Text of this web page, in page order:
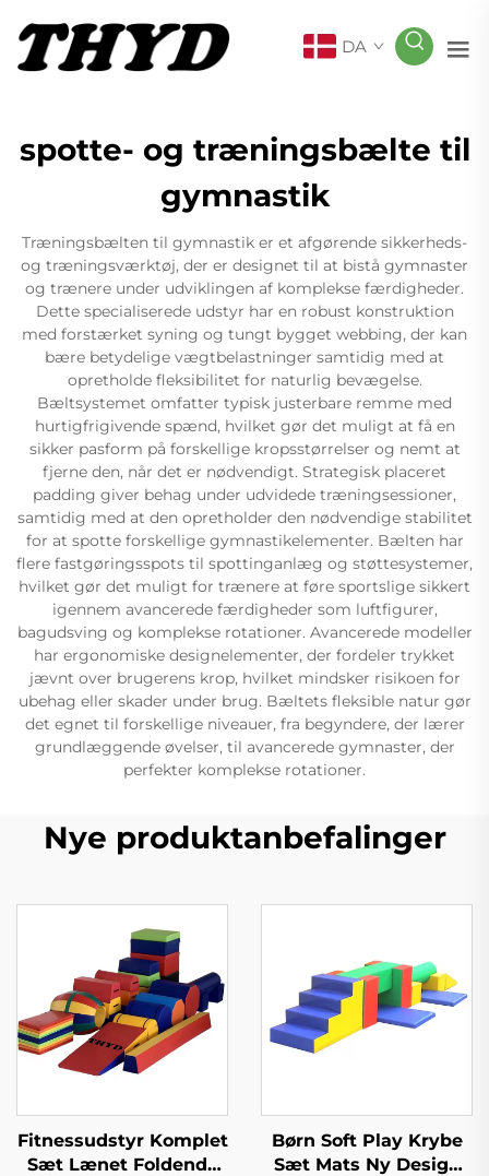
DA
spotte- og træningsbælte til
gymnastik
Træningsbælten til gymnastik er et afgørende sikkerheds-
og træningsværktøj, der er designet til at bistå gymnaster
og trænere under udviklingen af komplekse færdigheder.
Dette specialiserede udstyr har en robust konstruktion
med forstærket syning og tungt bygget webbing, der kan
bære betydelige vægtbelastninger samtidig med at
opretholde fleksibilitet for naturlig bevægelse.
Bæltsystemet omfatter typisk justerbare remme med
hurtigfrigivende spænd, hvilket gør det muligt at få en
sikker pasform på forskellige kropsstørrelser og nemt at
fjerne den, når det er nødvendigt. Strategisk placeret
padding giver behag under udvidede træningsessioner,
samtidig med at den opretholder den nødvendige stabilitet
for at spotte forskellige gymnastikelementer. Bælten har
flere fastgøringsspots til spottinganlæg og støttesystemer,
hvilket gør det muligt for trænere at føre sportslige sikkert
igennem avancerede færdigheder som luftfigurer,
bagudsving og komplekse rotationer. Avancerede modeller
har ergonomiske designelementer, der fordeler trykket
jævnt over brugerens krop, hvilket mindsker risikoen for
ubehag eller skader under brug. Bæltets fleksible natur gør
det egnet til forskellige niveauer, fra begyndere, der lærer
grundlæggende øvelser, til avancerede gymnaster, der
perfekter komplekse rotationer.
Nye produktanbefalinger
Fitnessudstyr Komplet
Sæt Lænet Foldende
Børn Soft Play Krybe
Sæt Mats Ny Design